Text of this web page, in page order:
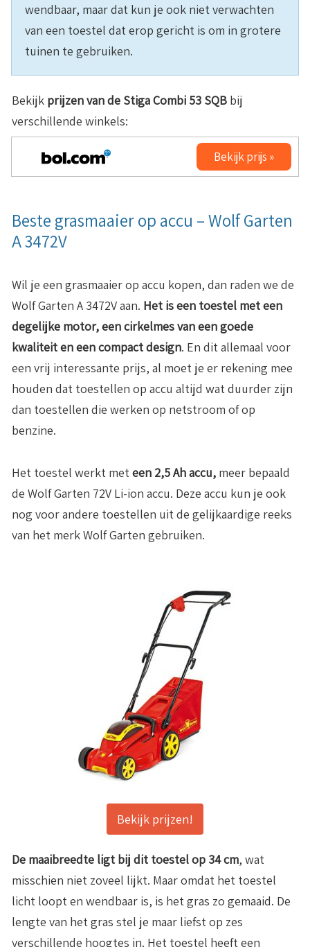
wendbaar, maar dat kun je ook niet verwachten
van een toestel dat erop gericht is om in grotere
tuinen te gebruiken.
Bekijk prijzen van de Stiga Combi 53 SQB bij
verschillende winkels:
Bekijk prijs »
Beste grasmaaier op accu – Wolf Garten
A 3472V
Wil je een grasmaaier op accu kopen, dan raden we de
Wolf Garten A 3472V aan. Het is een toestel met een
degelijke motor, een cirkelmes van een goede
kwaliteit en een compact design. En dit allemaal voor
een vrij interessante prijs, al moet je er rekening mee
houden dat toestellen op accu altijd wat duurder zijn
dan toestellen die werken op netstroom of op
benzine.
Het toestel werkt meteen 2,5 Ah accu, meer bepaald
de Wolf Garten 72V Li-ion accu. Deze accu kun je ook
nog voor andere toestellen uit de gelijkaardige reeks
van het merk Wolf Garten gebruiken.
Bekijk prijzen!
De maaibreedte ligt bij dit toestel op 34 cm, wat
misschien niet zoveel lijkt. Maar omdat het toestel
licht loopt en wendbaar is, is het gras zo gemaaid. De
lengte van het gras stel je maar liefst op zes
verschillende hoogtes in. Het toestel heeft een